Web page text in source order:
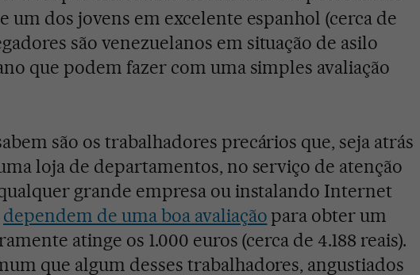
um dos jovens em excelente espanhol (cerca de
são venezuelanos em situação de asilo
que podem fazer com uma simples avaliação
são os trabalhadores precários que, seja atrás
loja de departamentos, no serviço de atenção
grande empresa ou instalando Internet
dependem de uma boa avaliação para obter um
atinge os 1.000 euros (cerca de 4.188 reais).
que algum desses trabalhadores, angustiados